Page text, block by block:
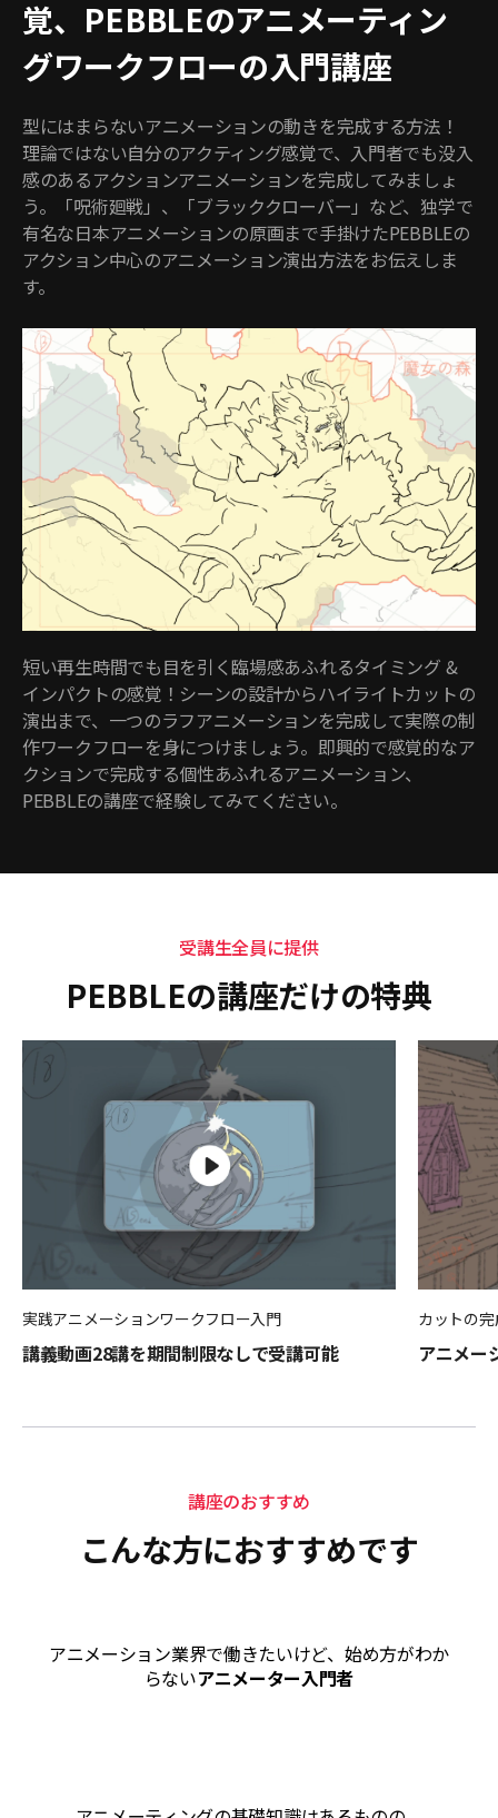
覚、PEBBLEのアニメーティン
グワークフローの入門講座
型にはまらないアニメーションの動きを完成する方法！
理論ではない自分のアクティング感覚で、入門者でも没入
感のあるアクションアニメーションを完成してみましょ
う。「呪術廻戦」、「ブラッククローバー」など、独学で
有名な日本アニメーションの原画まで手掛けたPEBBLEの
アクション中心のアニメーション演出方法をお伝えしま
す。
短い再生時間でも目を引く臨場感あふれるタイミング &
インパクトの感覚！シーンの設計からハイライトカットの
演出まで、一つのラフアニメーションを完成して実際の制
作ワークフローを身につけましょう。即興的で感覚的なア
クションで完成する個性あふれるアニメーション、
PEBBLEの講座で経験してみてください。
受講生全員に提供
PEBBLEの講座だけの特典
実践アニメーションワークフロー入門
講義動画28講を期間制限なしで受講可能
カットの
アニメー
講座のおすすめ
こんな方におすすめです
アニメーション業界で働きたいけど、始め方がわか
らないアニメーター入門者